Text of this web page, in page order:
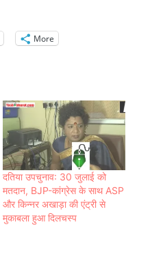
More
दतिया उपचुनाव: 30 जुलाई को
मतदान, BJP-कांग्रेस के साथ ASP
और किन्नर अखाड़ा की एंट्री से
मुकाबला हुआ दिलचस्प